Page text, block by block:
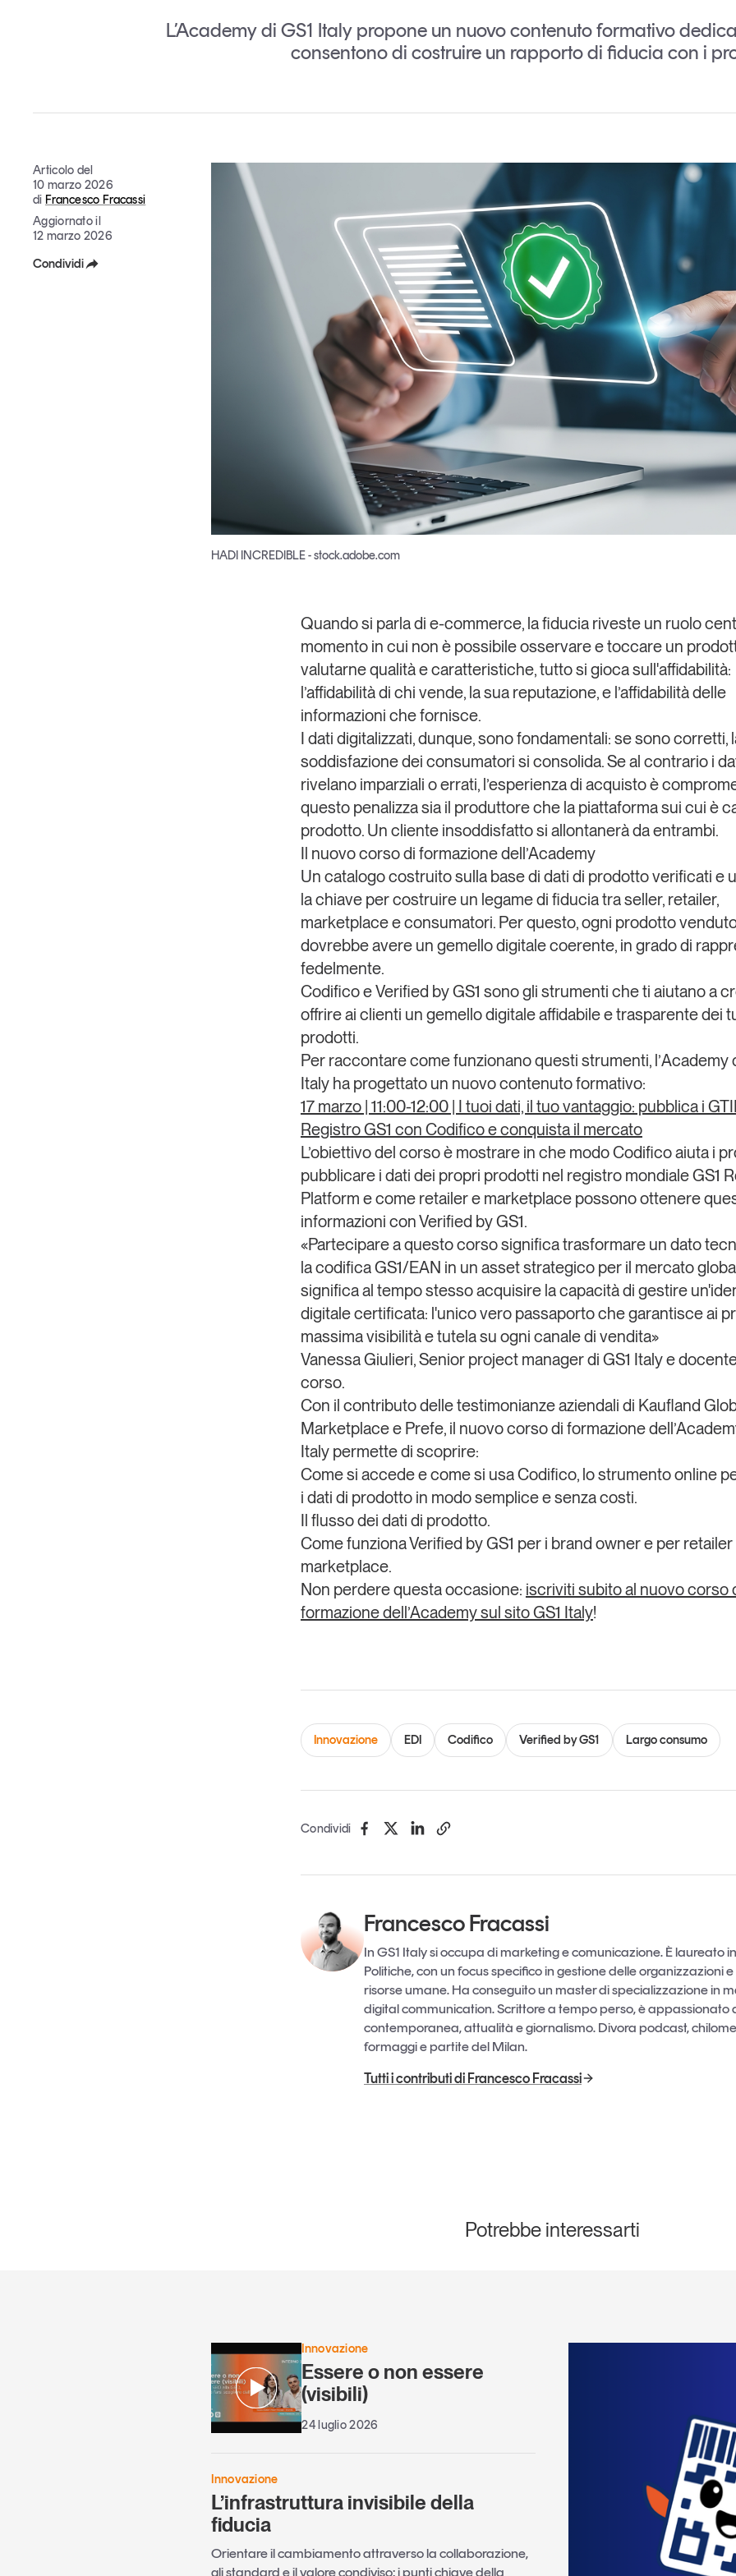
Grandi temi
Tutti gli
appuntamenti
Contatti
indipendente il cambiamento e le sfide del largo consumo e
dell’economia a professionisti e consumatori
GS1 Italy Tendenze GS1 Italy
L’Academy di GS1 Italy propone un nuovo contenuto formativo
consentono di costruire un rapporto di fiducia con i
Articolo del
10 marzo 2026
di Francesco Fracassi
Aggiornato il
12 marzo 2026
Condividi
HADI INCREDIBLE - stock.adobe.com
Quando si parla di e-commerce, lafiduciariveste un ruolo
momento in cui non è possibile osservare e toccare un
valutarne qualità e caratteristiche, tutto si gioca sull'affidabilità:
l’affidabilità di chi vende, la sua reputazione, e l’affidabilità delle
informazioni che fornisce.
I dati digitalizzati, dunque, sono fondamentali: se sono corretti,
soddisfazione dei consumatori si consolida. Se al contrario i
rivelano imparziali o errati, l’esperienza di acquisto è
questo penalizza sia il produttore che la piattaforma sui cui è
prodotto. Un cliente insoddisfatto si allontanerà da entrambi.
Il nuovo corso di formazione dell’Academy
Un catalogo costruito sulla base di dati di prodotto verificati e
la chiave per costruire un legame di fiduciatra seller, retailer,
marketplace e consumatori. Per questo, ogni prodotto
dovrebbe avere un gemello digitale coerente, in grado di
fedelmente.
CodificoeVerified by GS1 sono gli strumenti che ti aiutano a
offrire ai clienti un gemello digitale affidabile e trasparente dei
prodotti.
Per raccontare come funzionano questi strumenti, l’Academy
Italyha progettato un nuovo contenuto formativo:
17 marzo| 11:00-12:00| I tuoi dati, il tuo vantaggio: pubblica i
Registro GS1 con Codifico e conquista il mercato
L’obiettivo del corso è mostrare in che modo Codifico aiutai
pubblicare i dati dei propri prodotti nel registro mondiale GS1
Platform e come retailer e marketplace possono ottenere
informazioni con Verified by GS1.
«Partecipare a questo corso significa trasformare un dato
la codifica GS1/EAN in un asset strategico per il mercato
significa al tempo stesso acquisire la capacità di gestire
digitale certificata: l'unico vero passaporto che garantisce ai
massima visibilità e tutela su ogni canale di vendita»
Vanessa Giulieri, Senior project manager di GS1 Italy e
corso.
Con il contributo delle testimonianze aziendali di Kaufland
Marketplacee Prefe, il nuovo corso di formazione
Italy permette di scoprire:
Come si accede e come si usa Codifico, lo strumento online
i dati di prodotto in modo semplice e senza costi.
Il flusso dei dati di prodotto.
Come funziona Verified by GS1 per i brand ownere per retailer
marketplace.
Non perdere questa occasione: iscriviti subito al nuovo corso
formazione dell’Academy sul sito GS1 Italy!
Innovazione EDI Codifico Verified by GS1 Largo consumo
Condividi
Francesco Fracassi
In GS1 Italy si occupa di marketing e comunicazione. È laureato
Politiche, con un focus specifico in gestione delle organizzazioni
risorse umane. Ha conseguito un master di specializzazione in
digital communication. Scrittore a tempo perso, è appassionato
contemporanea, attualità e giornalismo. Divora podcast,
formaggi e partite del Milan.
Tutti i contributi di Francesco Fracassi
Potrebbe interessarti
Innovazione
Essere o non essere
(visibili)
24 luglio 2026
Innovazione
L’infrastruttura invisibile della
fiducia
Orientare il cambiamento attraverso la collaborazione,
gli standard e il valore condiviso: i punti chiave della